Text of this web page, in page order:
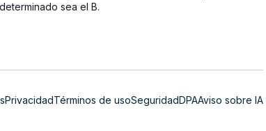
sea el B.
PrivacidadTérminos de usoSeguridadDPAAviso sobre IA